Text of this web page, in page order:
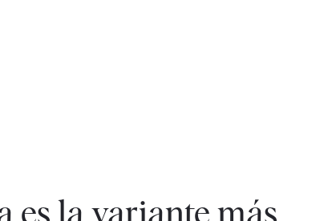
es la variante más